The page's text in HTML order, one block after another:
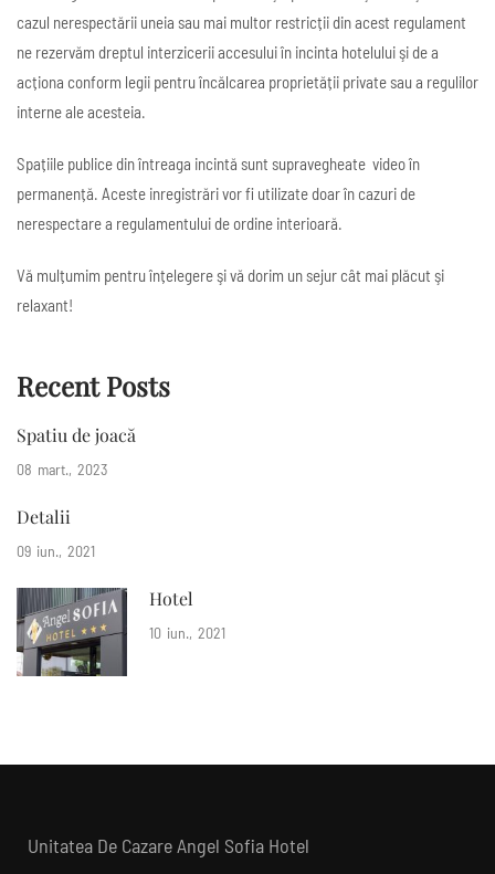
cazul nerespectării uneia sau mai multor restricții din acest regulament
ne rezervăm dreptul interzicerii accesului în incinta hotelului şi de a
acționa conform legii pentru încălcarea proprietății private sau a regulilor
interne ale acesteia.
Spațiile publice din întreaga incintă sunt supravegheate video în
permanență. Aceste inregistrări vor fi utilizate doar în cazuri de
nerespectare a regulamentului de ordine interioară.
Vă mulțumim pentru înțelegere şi vă dorim un sejur cât mai plăcut şi
relaxant!
Recent Posts
Spatiu de joacă
08 mart. 2023
Detalii
09 iun. 2021
Hotel
10 iun. 2021
Unitatea De Cazare Angel Sofia Hotel